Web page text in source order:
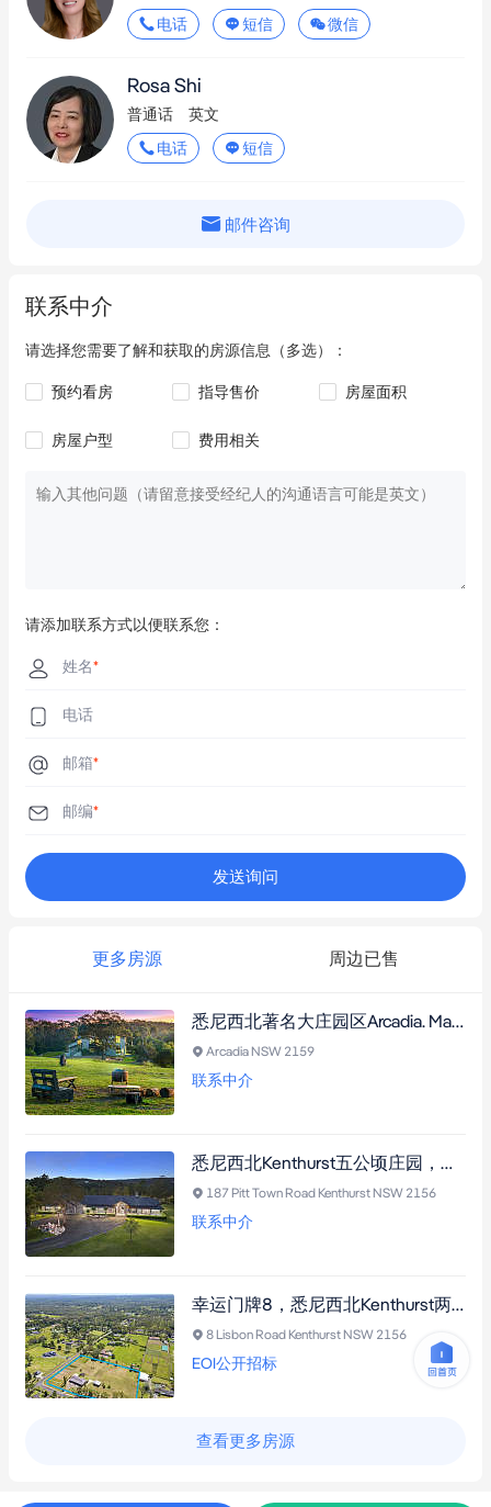
ALDI
IGA
电话
短信 微信
Rosa Shi
普通话
英文
电话
短信
邮件咨询
联系中介
请选择您需要了解和获取的房源信息（多选）：
预约看房 指导售价 房屋面积
房屋户型 费用相关
请添加联系方式以便联系您：
姓名*
电话
邮箱*
邮编*
发送询问
更多房源 周边已售
悉尼西北著名大庄园区Arcadia. Marramarra国家公园环抱！25英亩广阔天地，坐拥辽阔美景，双砖结构双层住宅和独立办公室，享受世外桃园般的诗意生活，发展潜力大!
Arcadia NSW 2159
联系中介
悉尼西北Kenthurst五公顷庄园，带六房四卫全砖住宅，享受温馨舒适与无限田园风光，另有宽敞仓库和独立客房，大庄园主梦想成真
187 Pitt Town Road Kenthurst NSW 2156
联系中介
幸运门牌8，悉尼西北Kenthurst两公顷庄园，平整转角地块，带五房两卫经典双砖单层住宅，坐拥学区优势，邻近便利商业及生活设施，优哉悠哉，渡假般风情
8 Lisbon Road Kenthurst NSW 2156
EOI公开招标
查看更多房源